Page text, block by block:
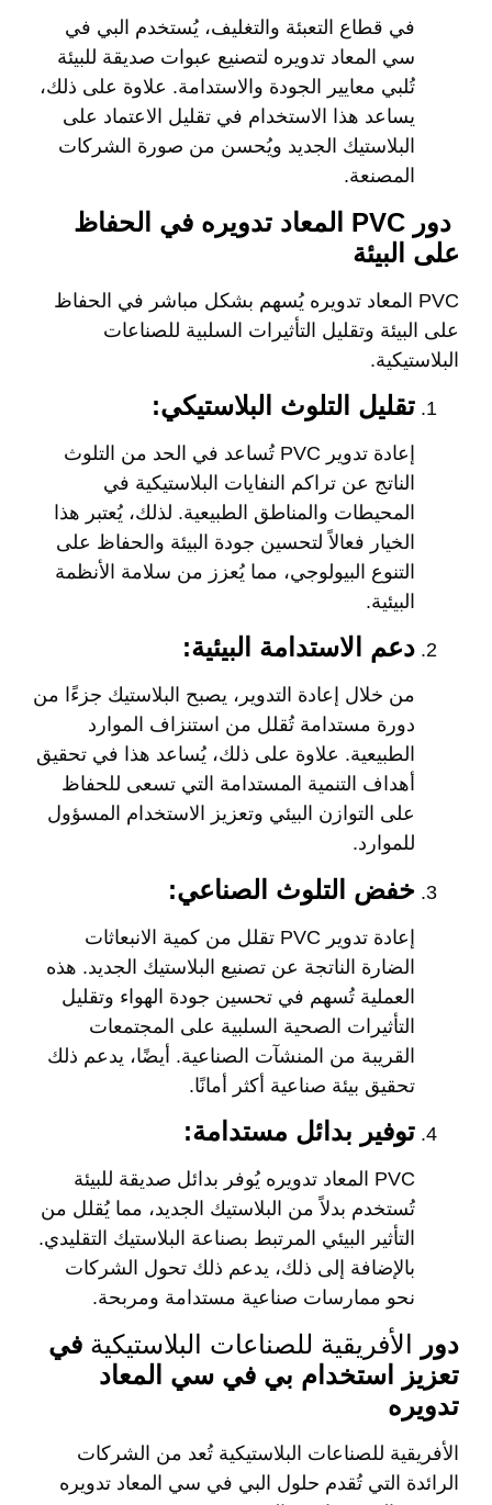
في قطاع التعبئة والتغليف، يُستخدم البي في
سي المعاد تدويره لتصنيع عبوات صديقة للبيئة
تُلبي معايير الجودة والاستدامة. علاوة على ذلك،
يساعد هذا الاستخدام في تقليل الاعتماد على
البلاستيك الجديد ويُحسن من صورة الشركات
المصنعة.
دور PVC المعاد تدويره في الحفاظ
على البيئة
PVC المعاد تدويره يُسهم بشكل مباشر في الحفاظ
على البيئة وتقليل التأثيرات السلبية للصناعات
البلاستيكية.
تقليل التلوث البلاستيكي:
إعادة تدوير PVC تُساعد في الحد من التلوث
الناتج عن تراكم النفايات البلاستيكية في
المحيطات والمناطق الطبيعية. لذلك، يُعتبر هذا
الخيار فعالاً لتحسين جودة البيئة والحفاظ على
التنوع البيولوجي، مما يُعزز من سلامة الأنظمة
البيئية.
دعم الاستدامة البيئية:
من خلال إعادة التدوير، يصبح البلاستيك جزءًا من
دورة مستدامة تُقلل من استنزاف الموارد
الطبيعية. علاوة على ذلك، يُساعد هذا في تحقيق
أهداف التنمية المستدامة التي تسعى للحفاظ
على التوازن البيئي وتعزيز الاستخدام المسؤول
للموارد.
خفض التلوث الصناعي:
إعادة تدوير PVC تقلل من كمية الانبعاثات
الضارة الناتجة عن تصنيع البلاستيك الجديد. هذه
العملية تُسهم في تحسين جودة الهواء وتقليل
التأثيرات الصحية السلبية على المجتمعات
القريبة من المنشآت الصناعية. أيضًا، يدعم ذلك
تحقيق بيئة صناعية أكثر أمانًا.
توفير بدائل مستدامة:
PVC المعاد تدويره يُوفر بدائل صديقة للبيئة
تُستخدم بدلاً من البلاستيك الجديد، مما يُقلل من
التأثير البيئي المرتبط بصناعة البلاستيك التقليدي.
بالإضافة إلى ذلك، يدعم ذلك تحول الشركات
نحو ممارسات صناعية مستدامة ومربحة.
دور الأفريقية للصناعات البلاستيكية في
تعزيز استخدام بي في سي المعاد
تدويره
الأفريقية للصناعات البلاستيكية تُعد من الشركات
الرائدة التي تُقدم حلول البي في سي المعاد تدويره